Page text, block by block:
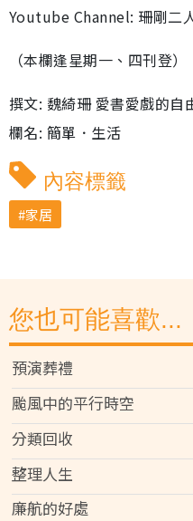
Youtube Channel: 珊剛二
（本欄逢星期一、四刊登）
撰文: 魏綺珊 愛書愛戲的自
欄名: 簡單．生活
內容標籤
家居
您也可能喜歡...
預演葬禮
颱風中的平行時空
分類回收
整理人生
廉航的好處